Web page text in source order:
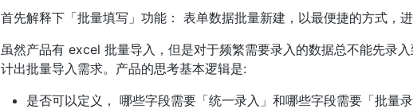
首先解释下「批量填写」功能： 表单数据批量新建，以最便捷的方式，进
虽然产品有 excel 批量导入，但是对于频繁需要录入的数据总不能先录
计出批量导入需求。产品的思考基本逻辑是:
是否可以定义， 哪些字段需要「统一录入」和哪些字段需要「批量录